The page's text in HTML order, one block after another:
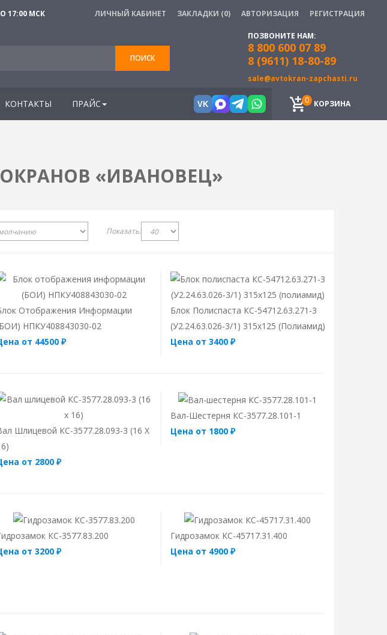
17:00 МСК ЛИЧНЫЙ КАБИНЕТ ЗАКЛАДКИ (0) АВТОРИЗАЦИЯ РЕГИСТРАЦИЯ
ПОИСК
ПОЗВОНИТЕ НАМ:
8 800 600 07 89
8 (9611) 18-80-89
sale@avtokran-zapchasti.ru
КОНТАКТЫ ПРАЙС VK КОРЗИНА
0
«ИВАНОВЕЦ»
Показать:
Отображения Информации
НПКУ408843030-02
от 44500 ₽
Блок Полиспаста КС-54712.63.271-3
(У2.24.63.026-3/1) 315х125 (полиамид)
Цена от 3400 ₽
Шлицевой КС-3577.28.093-3 (16 Х
от 2800 ₽
Вал-Шестерня КС-3577.28.101-1
Цена от 1800 ₽
КС-3577.83.200
от 3200 ₽
Гидрозамок КС-45717.31.400
Цена от 4900 ₽